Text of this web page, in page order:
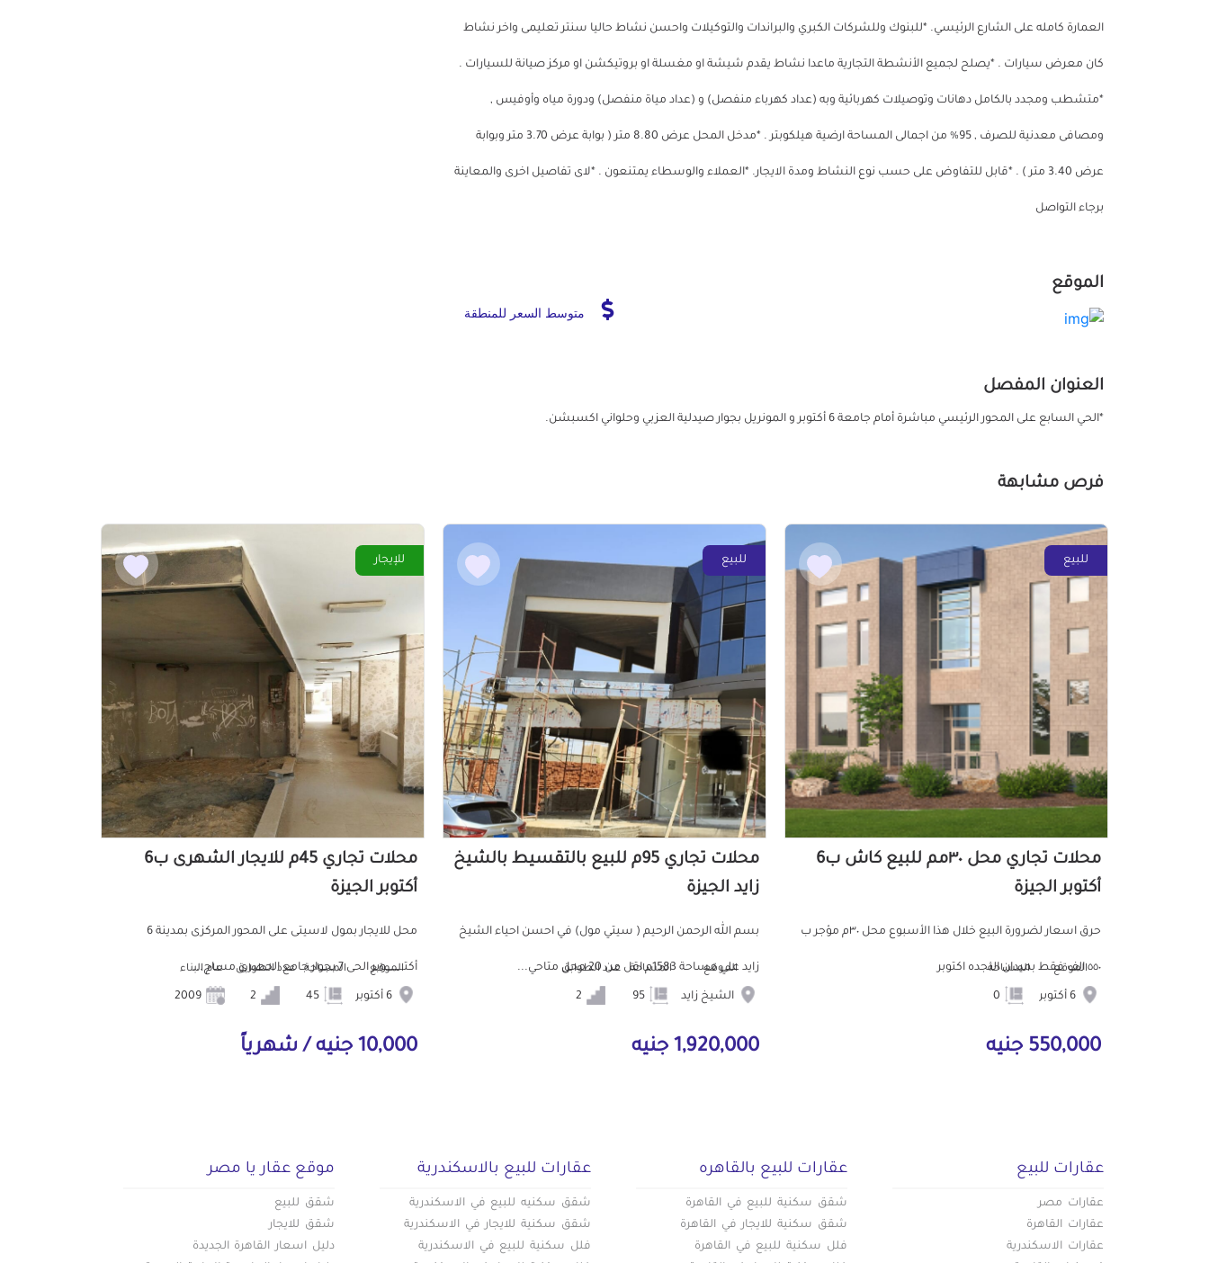
العمارة كامله على الشارع الرئيسي. *للبنوك وللشركات الكبري والبراندات والتوكيلات واحسن نشاط حاليا سنتر تعليمى واخر نشاط
كان معرض سيارات . *يصلح لجميع الأنشطة التجارية ماعدا نشاط يقدم شيشة او مغسلة او بروتيكشن او مركز صيانة للسيارات .
*متشطب ومجدد بالكامل دهانات وتوصيلات كهربائية وبه (عداد كهرباء منفصل) و (عداد مياة منفصل) ودورة مياه وأوفيس ,
ومصافى معدنية للصرف , 95% من اجمالى المساحة ارضية هيلكوبتر . *مدخل المحل عرض 8.80 متر ( بوابة عرض 3.70 متر وبوابة
عرض 3.40 متر ) . *قابل للتفاوض على حسب نوع النشاط ومدة الايجار. *العملاء والوسطاء يمتنعون . *لاى تفاصيل اخرى والمعاينة
برجاء التواصل
الموقع
متوسط السعر للمنطقة
العنوان المفصل
*الحي السابع على المحور الرئيسي مباشرة أمام جامعة 6 أكتوبر و المونريل بجوار صيدلية العزبي وحلواني اكسبشن.
فرص مشابهة
للبيع
محلات تجاري محل ٣٠مم للبيع كاش ب6
أكتوبر الجيزة
حرق اسعار لضرورة البيع خلال هذا الأسبوع محل ٣٠م مؤجر ب
٥٥٠ الف فقط بميدان النجده اكتوبرالموقع المساحة
550,000 جنيه
للبيع
محلات تجاري 95م للبيع بالتقسيط بالشيخ
زايد الجيزة
بسم الله الرحمن الرحيم ( سيتي مول) في احسن احياء الشيخ
زايد علي مساحة 1583م اقل من 20 محل متاحي...
الموقع
الشيخ زايد
المساحة
95
عدد الطوابق
1,920,000 جنيه
للإيجار
محلات تجاري 45م للايجار الشهرى ب6
أكتوبر الجيزة
محل للايجار بمول لاسيتى على المحور المركزى بمدينة 6
أكتــــــــــوبر الحى 7 بجوار جامع الحصرى مساح...
الموقع المساحة عدد الطوابق عام البناء
10,000 جنيه / شهرياً
عقارات للبيع
عقارات مصر
عقارات القاهرة
عقارات الاسكندرية
عقارات للبيع بالقاهره
شقق سكنية للبيع في القاهرة
شقق سكنية للايجار في القاهرة
فلل سكنية للبيع في القاهرة
عقارات للبيع بالاسكندرية
شقق سكنيه للبيع في الاسكندرية
شقق سكنية للايجار في الاسكندرية
فلل سكنية للبيع في الاسكندرية
موقع عقار يا مصر
شقق للبيع
شقق للايجار
دليل اسعار القاهرة الجديدة